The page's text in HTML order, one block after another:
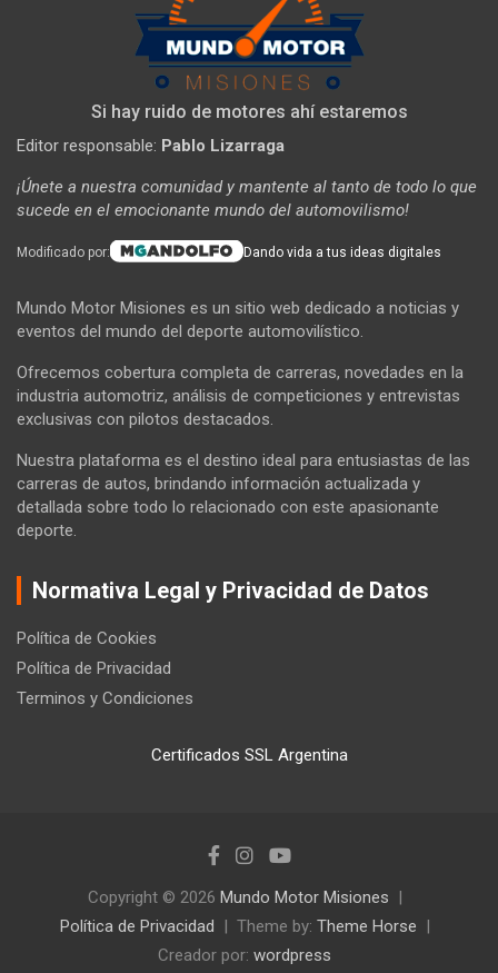
Si hay ruido de motores ahí estaremos
Editor responsable: Pablo Lizarraga
¡Únete a nuestra comunidad y mantente al tanto de todo lo que
sucede en el emocionante mundo del automovilismo!
Modificado por: Dando vida a tus ideas digitales
Mundo Motor Misiones es un sitio web dedicado a noticias y
eventos del mundo del deporte automovilístico.
Ofrecemos cobertura completa de carreras, novedades en la
industria automotriz, análisis de competiciones y entrevistas
exclusivas con pilotos destacados.
Nuestra plataforma es el destino ideal para entusiastas de las
carreras de autos, brindando información actualizada y
detallada sobre todo lo relacionado con este apasionante
deporte.
Normativa Legal y Privacidad de Datos
Política de Cookies
Política de Privacidad
Terminos y Condiciones
Certificados SSL Argentina
Copyright © 2026 Mundo Motor Misiones
Política de Privacidad
Theme by: Theme Horse
Creador por: wordpress